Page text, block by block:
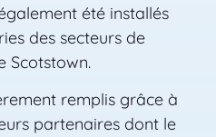
été installés
des secteurs de
Scotstown.
remplis grâce à
partenaires dont le